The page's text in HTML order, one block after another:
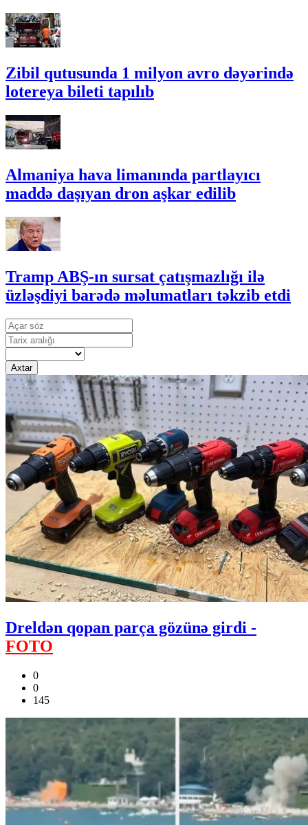
Zibil qutusunda 1 milyon avro dəyərində
lotereya bileti tapılıb
Almaniya hava limanında partlayıcı
maddə daşıyan dron aşkar edilib
Tramp ABŞ-ın sursat çatışmazlığı ilə
üzləşdiyi barədə məlumatları təkzib etdi
Axtar
Dreldən qopan parça gözünə girdi -
FOTO
0
0
145